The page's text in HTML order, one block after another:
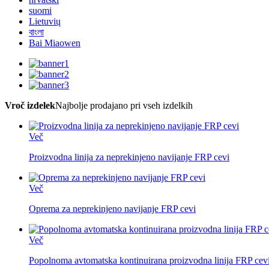
suomi
Lietuvių
বাংলা
Bai Miaowen
Vroč izdelekNajbolje prodajano pri vseh izdelkih
Več
Proizvodna linija za neprekinjeno navijanje FRP cevi
Več
Oprema za neprekinjeno navijanje FRP cevi
Več
Popolnoma avtomatska kontinuirana proizvodna linija FRP